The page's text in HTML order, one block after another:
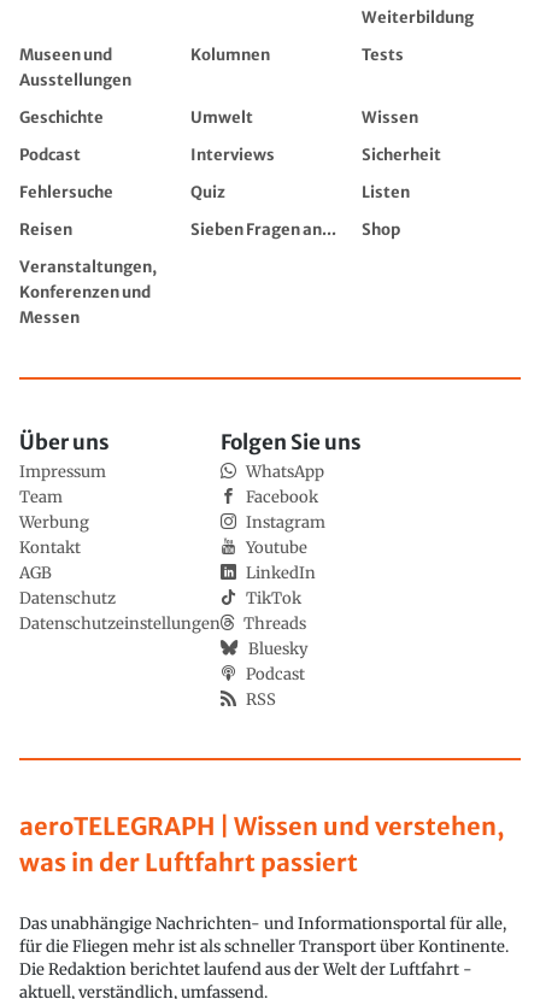
Weiterbildung
Museen und
Ausstellungen
Kolumnen Tests
Geschichte Umwelt
Wissen
Podcast
Interviews
Sicherheit
Fehlersuche
Quiz
Listen
Reisen
Sieben Fragen an...
Shop
Veranstaltungen,
Konferenzen und
Messen
aeroTELEGRAPH | Wissen und verstehen,
was in der Luftfahrt passiert
Das unabhängige Nachrichten- und Informationsportal für alle,
für die Fliegen mehr ist als schneller Transport über Kontinente.
Die Redaktion berichtet laufend aus der Welt der Luftfahrt -
aktuell, verständlich, umfassend.
Über uns
Impressum
Team
Werbung
Kontakt
AGB
Datenschutz
Datenschutzeinstellungen
Folgen Sie uns
WhatsApp
Facebook
Instagram
Youtube
LinkedIn
TikTok
Threads
Bluesky
Podcast
RSS